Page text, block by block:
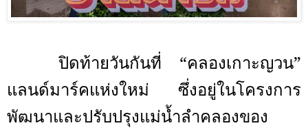
ปิดท้ายวันกันที่ “คลองเกาะญวน”
แลนด์มาร์คแห่งใหม่ ซึ่งอยู่ในโครงการ
พัฒนาและปรับปรุงแม่น้ำลำคลองของ